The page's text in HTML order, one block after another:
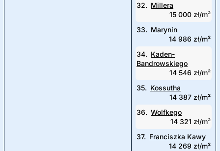
32. Millera
15 000 zł/m²
33. Marynin
14 986 zł/m²
34. Kaden-
Bandrowskiego
14 546 zł/m²
35. Kossutha
14 387 zł/m²
36. Wolfkego
14 321 zł/m²
37. Franciszka Kawy
14 269 zł/m²